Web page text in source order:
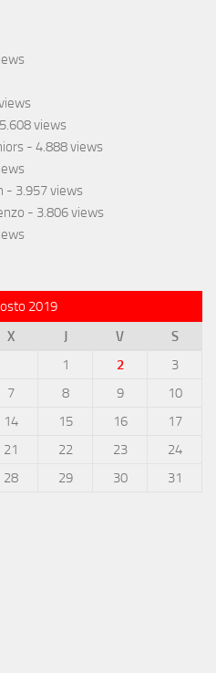
views
- 4.888 views
- 3.957 views
- 3.806 views
2019
X J V
S
1
2
3
7 8 9
10
14 15 16
17
21 22 23
24
28 29 30
31